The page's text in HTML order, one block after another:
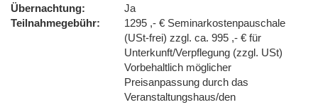
Übernachtung
Ja
Teilnahmegebühr
1295 ,- € Seminarkostenpauschale
(USt-frei) zzgl. ca. 995 ,- € für
Unterkunft/Verpflegung (zzgl. USt)
Vorbehaltlich möglicher
Preisanpassung durch das
Veranstaltungshaus/den